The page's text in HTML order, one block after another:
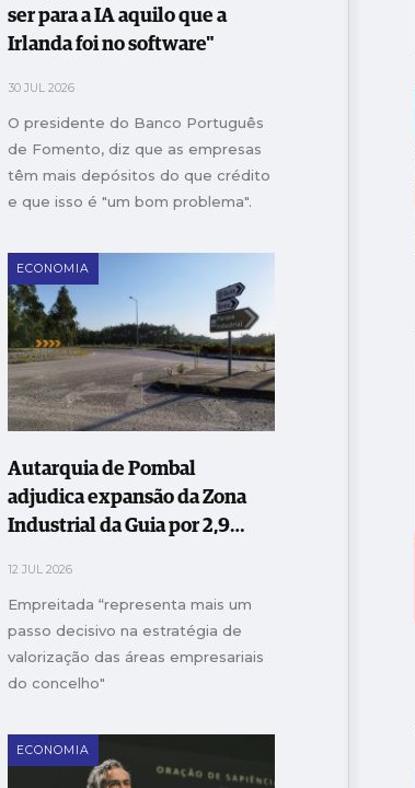
ser para a IA aquilo que a
Irlanda foi no software"
30 JUL 2026
O presidente do Banco Português
de Fomento, diz que as empresas
têm mais depósitos do que crédito
e que isso é "um bom problema".
tempestade Kristin, pede aos
líderes das PME que se unam e
ganhem escala
ECONOMIA
Autarquia de Pombal
adjudica expansão da Zona
Industrial da Guia por 2,9
12 JUL 2026
Empreitada “representa mais um
passo decisivo na estratégia de
valorização das áreas empresariais
do concelho"
ECONOMIA